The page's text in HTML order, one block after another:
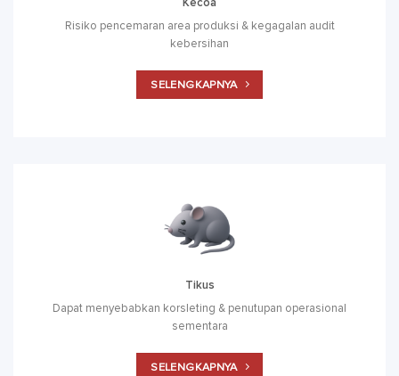
Risiko pencemaran area produksi & kegagalan audit
kebersihan
SELENGKAPNYA
Tikus
Dapat menyebabkan korsleting & penutupan operasional
sementara
SELENGKAPNYA